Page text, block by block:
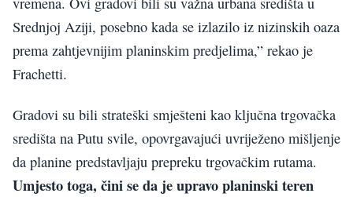
Srednjoj Aziji, posebno kada se izlazilo iz nizinskih oaza
prema zahtjevnijim planinskim predjelima,” rekao je
Frachetti.
Gradovi su bili strateški smješteni kao ključna trgovačka
središta na Putu svile, opovrgavajući uvriježeno mišljenje
da planine predstavljaju prepreku trgovačkim rutama.
Umjesto toga, čini se da je upravo planinski teren